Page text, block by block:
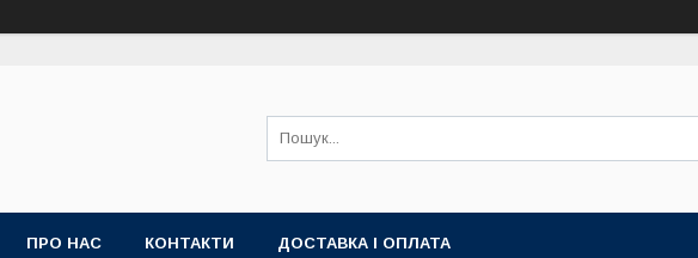
ПРО НАС КОНТАКТИ ДОСТАВКА І ОПЛАТА